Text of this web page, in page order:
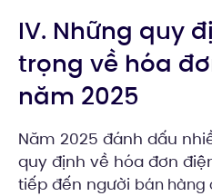
IV. Những quy
trọng về hóa
năm 2025
Năm 2025 đánh dấu
quy định về hóa đơn
tiếp đến người bán hàng